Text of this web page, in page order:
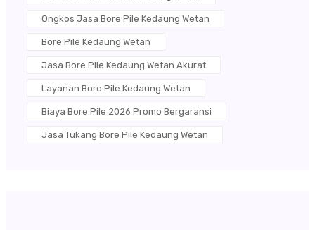
Ongkos Jasa Bore Pile Kedaung Wetan
Bore Pile Kedaung Wetan
Jasa Bore Pile Kedaung Wetan Akurat
Layanan Bore Pile Kedaung Wetan
Biaya Bore Pile 2026 Promo Bergaransi
Jasa Tukang Bore Pile Kedaung Wetan